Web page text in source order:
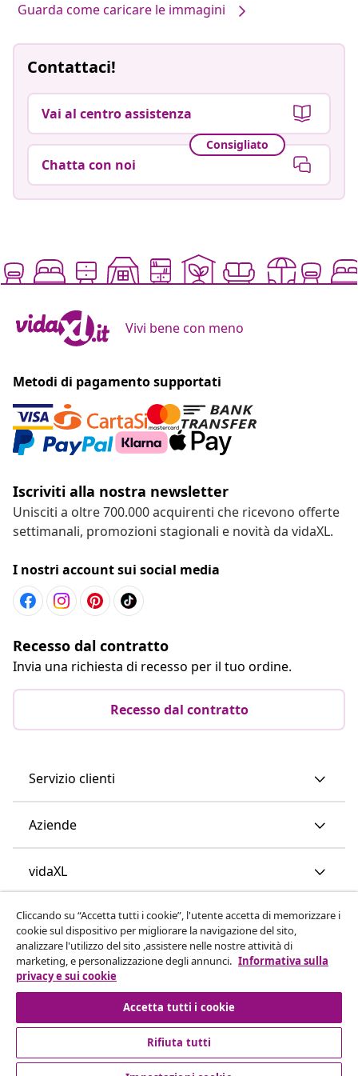
Guarda come caricare le immagini
Contattaci!
Vai al centro assistenza
Consigliato
Chatta con noi
Vivi bene con meno
Metodi di pagamento supportati
Iscriviti alla nostra newsletter
Unisciti a oltre 700.000 acquirenti che ricevono offerte
settimanali, promozioni stagionali e novità da vidaXL.
I nostri account sui social media
Recesso dal contratto
Invia una richiesta di recesso per il tuo ordine.
Recesso dal contratto
Servizio clienti
Aziende
vidaXL
Scopri di più
© 2008-2026 vidaXL www.vidaxl.it è un negozio online di
vidaXL Marketplace International B.V.
Cliccando su “Accetta tutti i cookie”, l'utente accetta di memorizzare i
cookie sul dispositivo per migliorare la navigazione del sito,
analizzare l'utilizzo del sito ,assistere nelle nostre attività di
marketing, e personalizzazione degli annunci. Informativa sulla
privacy e sui cookie
Accetta tutti i cookie
Rifiuta tutti